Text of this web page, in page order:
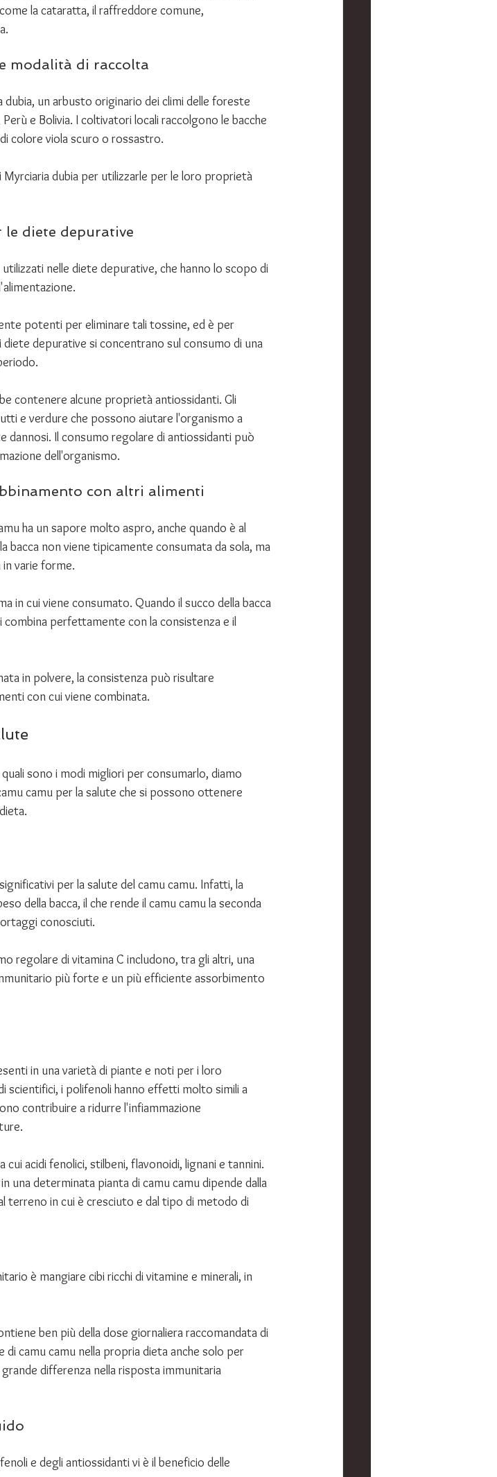
la cataratta, il raffreddore comune,
modalità di raccolta
dubia, un arbusto originario dei climi delle foreste
e Bolivia. I coltivatori locali raccolgono le bacche
colore viola scuro o rossastro.
dubia per utilizzarle per le loro proprietà
le diete depurative
nelle diete depurative, che hanno lo scopo di
potenti per eliminare tali tossine, ed è per
depurative si concentrano sul consumo di una
contenere alcune proprietà antiossidanti. Gli
e verdure che possono aiutare l'organismo a
dannosi. Il consumo regolare di antiossidanti può
dell'organismo.
con altri alimenti
ha un sapore molto aspro, anche quando è al
bacca non viene tipicamente consumata da sola, ma
varie forme.
in cui viene consumato. Quando il succo della bacca
perfettamente con la consistenza e il
in polvere, la consistenza può risultare
con cui viene combinata.
sono i modi migliori per consumarlo, diamo
camu per la salute che si possono ottenere
per la salute del camu camu. Infatti, la
della bacca, il che rende il camu camu la seconda
conosciuti.
regolare di vitamina C includono, tra gli altri, una
più forte e un più efficiente assorbimento
in una varietà di piante e noti per i loro
scientifici, i polifenoli hanno effetti molto simili a
contribuire a ridurre l'infiammazione
acidi fenolici, stilbeni, flavonoidi, lignani e tannini.
una determinata pianta di camu camu dipende dalla
terreno in cui è cresciuto e dal tipo di metodo di
è mangiare cibi ricchi di vitamine e minerali, in
ben più della dose giornaliera raccomandata di
di camu camu nella propria dieta anche solo per
differenza nella risposta immunitaria
e degli antiossidanti vi è il beneficio delle